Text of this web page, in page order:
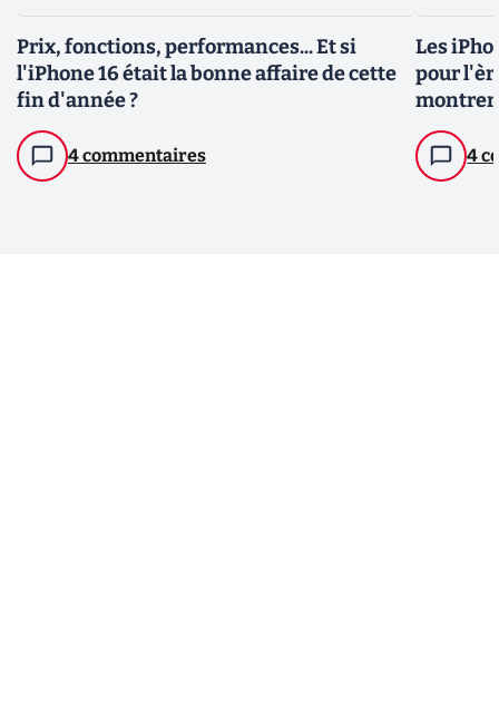
Prix, fonctions, performances... Et si
l'iPhone 16 était la bonne affaire de cette
fin d'année ?
4 commentaires
Les
pour
4